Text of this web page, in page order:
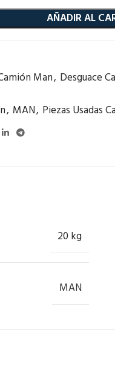
AÑADIR AL
Man, Desguace
, MAN, Piezas Usadas
20 kg
MAN